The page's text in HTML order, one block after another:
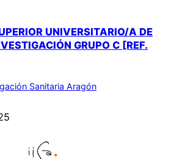
UNIVERSITARIO/A DE
GRUPO C [REF.
Sanitaria Aragón